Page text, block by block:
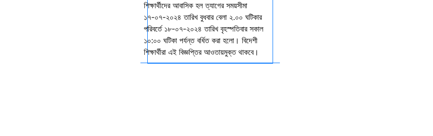
শিক্ষার্থীদের আবাসিক হল ত্যাগের সময়সীমা
১৭-০৭-২০২৪ তারিখ বুধবার বেলা ২.০০ ঘটিকার
পরিবর্তে ১৮-০৭-২০২৪ তারিখ বৃহস্পতিবার সকাল
১০:০০ ঘটিকা পর্যন্ত বর্ধিত করা হলো। বিদেশী
শিক্ষার্থীরা এই বিজ্ঞপ্তির আওতায়মুক্ত থাকবে।